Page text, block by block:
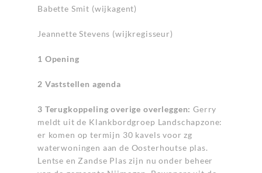
Babette Smit (wijkagent)
Jeannette Stevens (wijkregisseur)
1 Opening
2 Vaststellen agenda
3 Terugkoppeling overige overleggen:Gerry
meldt uit de Klankbordgroep Landschapzone:
er komen op termijn 30 kavels voor zg
waterwoningen aan de Oosterhoutse plas.
Lentse en Zandse Plas zijn nu onder beheer